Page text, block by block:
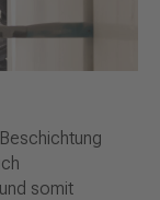
somit